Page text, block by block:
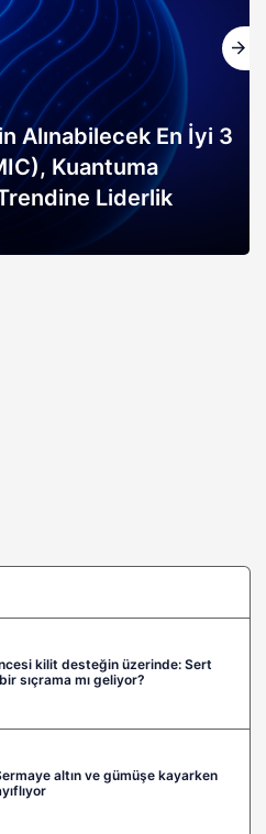
rallisi, 2026 Bitcoin
sinyali mi? Bitwise
kilit desteğin üzerinde: Sert
sıçrama mı geliyor?
altın ve gümüşe kayarken